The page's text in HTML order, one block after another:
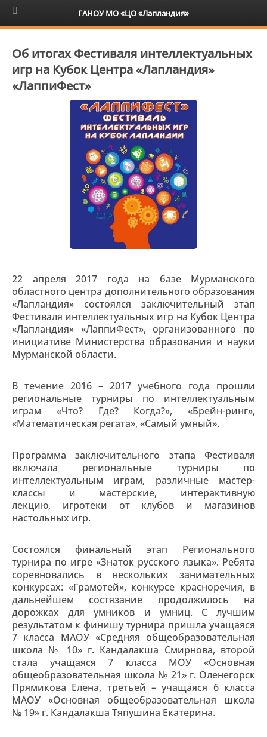
6+
Об итогах Фестиваля интеллектуальных
игр на Кубок Центра «Лапландия»
«ЛаппиФест»
22 апреля 2017 года на базе Мурманского
областного центра дополнительного образования
«Лапландия» состоялся заключительный этап
Фестиваля интеллектуальных игр на Кубок Центра
«Лапландия» «ЛаппиФест», организованного по
инициативе Министерства образования и науки
Мурманской области.
В течение 2016 – 2017 учебного года прошли
региональные турниры по интеллектуальным
играм «Что? Где? Когда?», «Брейн-ринг»,
«Математическая регата», «Самый умный».
Программа заключительного этапа Фестиваля
включала региональные турниры по
интеллектуальным играм, различные мастер-
классы и мастерские, интерактивную
лекцию, игротеки от клубов и магазинов
настольных игр.
Состоялся финальный этап Регионального
турнира по игре «Знаток русского языка». Ребята
соревновались в нескольких занимательных
конкурсах: «Грамотей», конкурсе красноречия, в
дальнейшем состязание продолжилось на
дорожках для умников и умниц. С лучшим
результатом к финишу турнира пришла учащаяся
7 класса МАОУ «Средняя общеобразовательная
школа № 10» г. Кандалакша Смирнова, второй
стала учащаяся 7 класса МОУ «Основная
общеобразовательная школа № 21» г. Оленегорск
Прямикова Елена, третьей – учащаяся 6 класса
МАОУ «Основная общеобразовательная школа
№ 19» г. Кандалакша Тяпушина Екатерина.
ГАНОУ МО «ЦО «Лапландия»